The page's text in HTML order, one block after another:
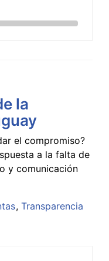
la
el compromiso?
a la falta de
y comunicación
Transparencia